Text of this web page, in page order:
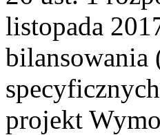
listopada
bilansowania
projekt